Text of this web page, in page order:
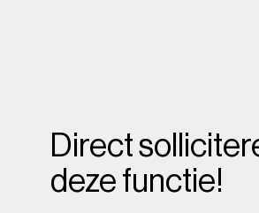
Direct
deze functie!